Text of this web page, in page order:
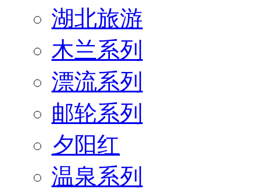
湖北旅游
木兰系列
漂流系列
邮轮系列
夕阳红
温泉系列